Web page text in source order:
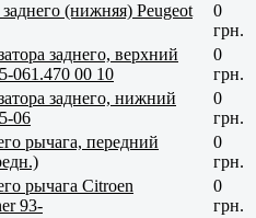
(нижняя) Peugeot
0
грн.
заднего, верхний
061.470 00 10
0
грн.
заднего, нижний
06
0
грн.
рычага, передний
0
грн.
рычага Citroen
93-
0
грн.